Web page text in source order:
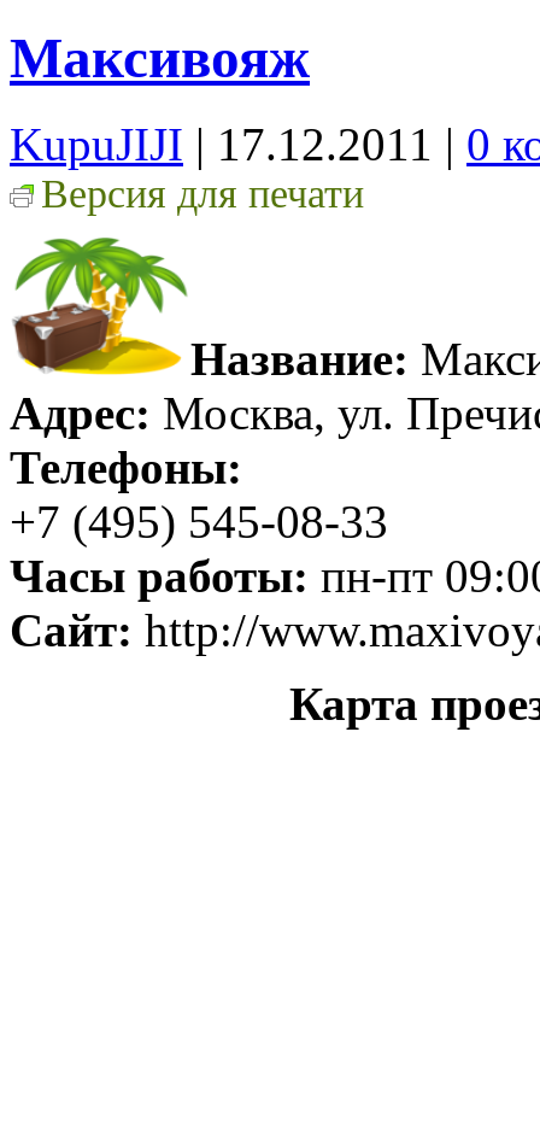
Максивояж
KupuJIJI | 17.12.2011 | 0
Версия для печати
Название:
Адрес: Москва, ул.
Телефоны:
+7 (495) 545-08-33
Часы работы: пн-пт
Сайт: http://
Карта